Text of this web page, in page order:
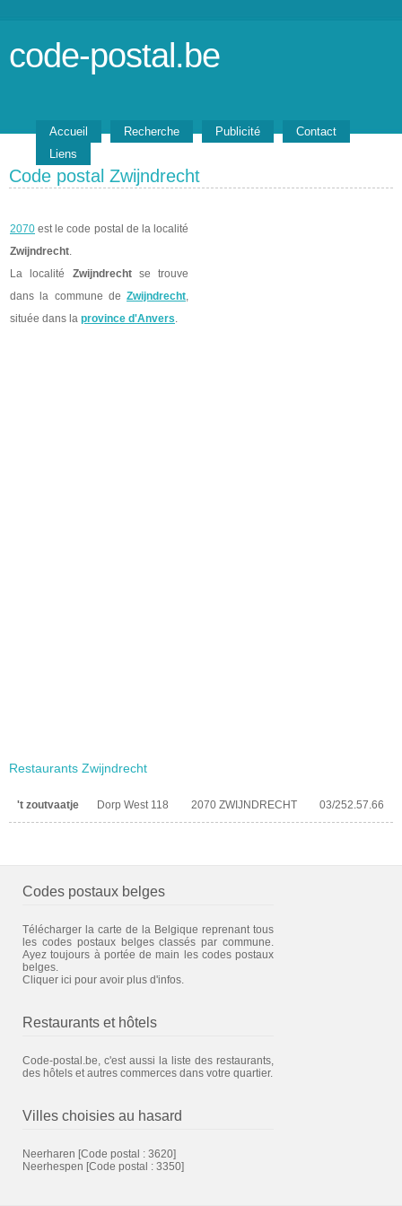
code-postal.be
Accueil Recherche Publicité
Contact
Liens
Code postal Zwijndrecht
2070 est le code postal de la localité
Zwijndrecht.
La localité Zwijndrechtse trouve
dans la commune de Zwijndrecht,
située dans la province d'Anvers.
Restaurants Zwijndrecht
't zoutvaatje Dorp West 118 2070 ZWIJNDRECHT 03/252.57.66
Codes postaux belges
Télécharger la carte de la Belgique reprenant tous
les codes postaux belges classés par commune.
Ayez toujours à portée de main les codes postaux
belges.
Cliquer ici pour avoir plus d'infos.
Restaurants et hôtels
Code-postal.be, c'est aussi la liste des restaurants,
des hôtels et autres commerces dans votre quartier.
Villes choisies au hasard
Neerharen [Code postal : 3620]
Neerhespen [Code postal : 3350]